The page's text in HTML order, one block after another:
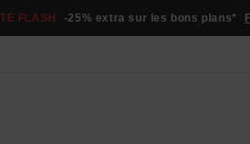
FLASH -25% extra sur les bons plans*